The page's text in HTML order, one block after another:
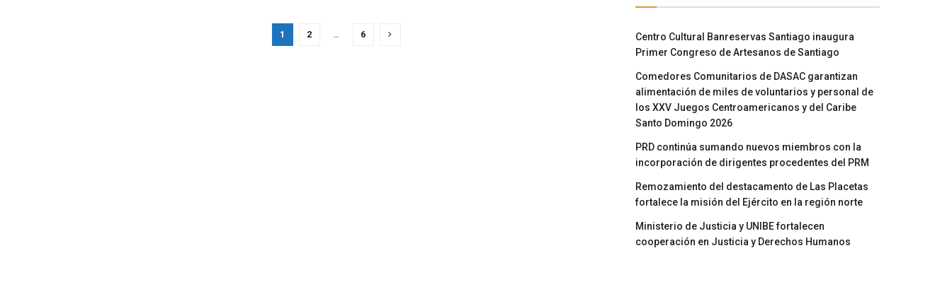
1 2 … 6
Centro Cultural Banreservas Santiago inaugura
Primer Congreso de Artesanos de Santiago
Comedores Comunitarios de DASAC garantizan
alimentación de miles de voluntarios y personal de
los XXV Juegos Centroamericanos y del Caribe
Santo Domingo 2026
PRD continúa sumando nuevos miembros con la
incorporación de dirigentes procedentes del PRM
Remozamiento del destacamento de Las Placetas
fortalece la misión del Ejército en la región norte
Ministerio de Justicia y UNIBE fortalecen
cooperación en Justicia y Derechos Humanos